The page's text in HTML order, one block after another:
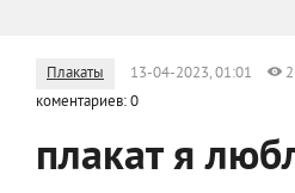
Плакаты 13-04-2023, 01:01
коментариев: 0
плакат я